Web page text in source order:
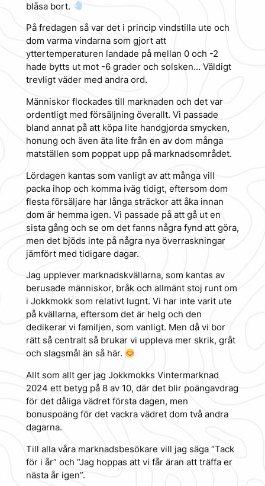
blåsa bort.
På fredagen så var det i princip vindstilla ute och
dom varma vindarna som gjort att
yttertemperaturen landade på mellan 0 och -2
hade bytts ut mot -6 grader och solsken… Väldigt
trevligt väder med andra ord.
Människor flockades till marknaden och det var
ordentligt med försäljning överallt. Vi passade
bland annat på att köpa lite handgjorda smycken,
honung och även äta lite från en av dom många
matställen som poppat upp på marknadsområdet.
Lördagen kantas som vanligt av att många vill
packa ihop och komma iväg tidigt, eftersom dom
flesta försäljare har långa sträckor att åka innan
dom är hemma igen. Vi passade på att gå ut en
sista gång och se om det fanns några fynd att göra,
men det bjöds inte på några nya överraskningar
jämfört med tidigare dagar.
Jag upplever marknadskvällarna, som kantas av
berusade människor, bråk och allmänt stoj runt om
i Jokkmokk som relativt lugnt. Vi har inte varit ute
på kvällarna, eftersom det är helg och den
dedikerar vi familjen, som vanligt. Men då vi bor
rätt så centralt så brukar vi uppleva mer skrik, gråt
och slagsmål än så här.
Allt som allt ger jag Jokkmokks Vintermarknad
2024 ett betyg på 8 av 10, där det blir poängavdrag
för det dåliga vädret första dagen, men
bonuspoäng för det vackra vädret dom två andra
dagarna.
Till alla våra marknadsbesökare vill jag säga “Tack
för i år” och “Jag hoppas att vi får äran att träffa er
nästa år igen”.